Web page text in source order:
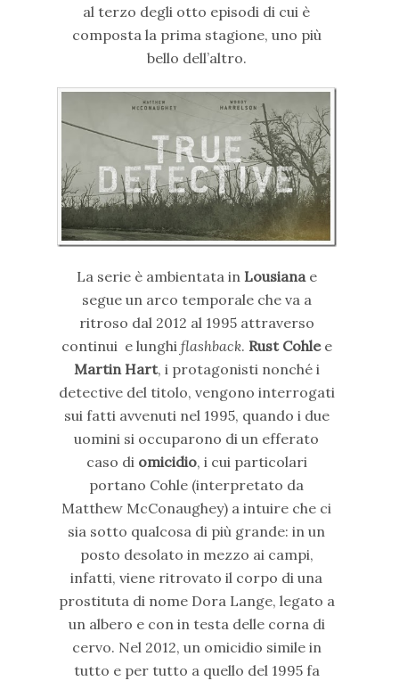
al terzo degli otto episodi di cui è
composta la prima stagione, uno più
bello dell’altro.
La serie è ambientata in Lousianae
segue un arco temporale che va a
ritroso dal 2012 al 1995 attraverso
continui e lunghi flashback. Rust Cohlee
Martin Hart, i protagonisti nonché i
detective del titolo, vengono interrogati
sui fatti avvenuti nel 1995, quando i due
uomini si occuparono di un efferato
caso di omicidio, i cui particolari
portano Cohle (interpretato da
Matthew McConaughey) a intuire che ci
sia sotto qualcosa di più grande: in un
posto desolato in mezzo ai campi,
infatti, viene ritrovato il corpo di una
prostituta di nome Dora Lange, legato a
un albero e con in testa delle corna di
cervo. Nel 2012, un omicidio simile in
tutto e per tutto a quello del 1995 fa